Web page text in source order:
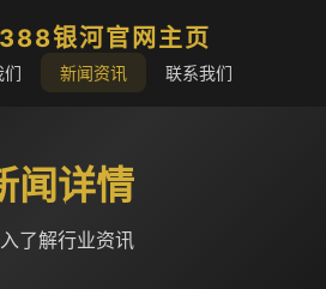
银河官网主页
们 新闻资讯 联系我们
闻详情
了解行业资讯